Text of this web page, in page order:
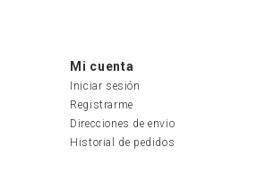
Mi cuenta
Iniciar sesión
Registrarme
Direcciones de envio
Historial de pedidos